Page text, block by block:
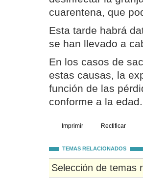
cuarentena, que
Esta tarde habrá
se han llevado a
En los casos de
estas causas, la
función de las
conforme a la edad.
Imprimir Rectificar
TEMAS RELACIONADOS
Selección de temas